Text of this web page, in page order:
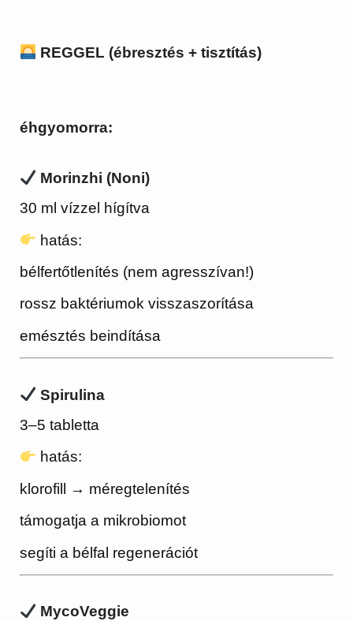
REGGEL (ébresztés + tisztítás)
éhgyomorra:
Morinzhi (Noni)
30 ml vízzel hígítva
hatás:
bélfertőtlenítés (nem agresszívan!)
rossz baktériumok visszaszorítása
emésztés beindítása
Spirulina
3–5 tabletta
hatás:
klorofill → méregtelenítés
támogatja a mikrobiomot
segíti a bélfal regenerációt
MycoVeggie